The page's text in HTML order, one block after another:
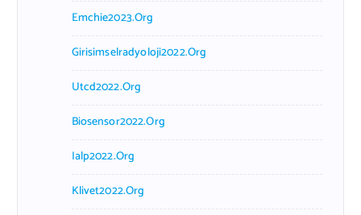
Emchie2023.org
Girisimselradyoloji2022.org
Utcd2022.org
Biosensor2022.org
Ialp2022.org
Klivet2022.org